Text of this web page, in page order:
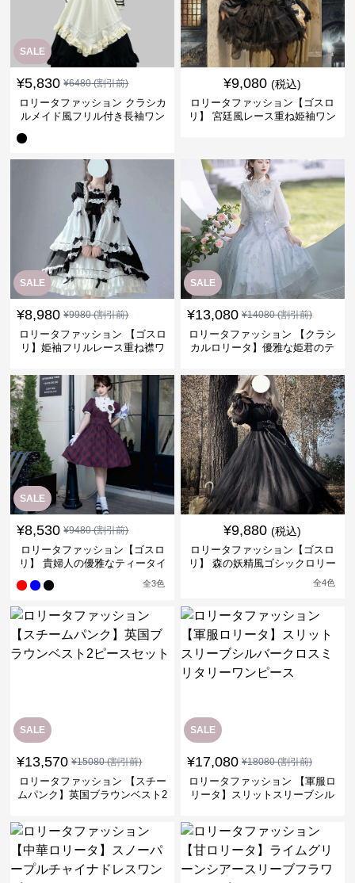
SALE
¥5,830 ¥6480(割引前)
ロリータファッション クラシカ
ルメイド風フリル付き長袖ワン
¥9,080 (税込)
ロリータファッション【ゴスロ
リ】 宮廷風レース重ね姫袖ワン
SALE
¥8,980 ¥9980(割引前)
ロリータファッション 【ゴスロ
リ】姫袖フリルレース重ね襟ワ
SALE
¥13,080 ¥14080(割引前)
ロリータファッション 【クラシ
カルロリータ】優雅な姫君のテ
SALE
¥8,530 ¥9480(割引前)
ロリータファッション【ゴスロ
リ】 貴婦人の優雅なティータイ
全3色
¥9,880 (税込)
ロリータファッション【ゴスロ
リ】 森の妖精風ゴシックロリー
全4色
SALE
¥13,570 ¥15080(割引前)
ロリータファッション 【スチー
ムパンク】英国ブラウンベスト2
SALE
¥17,080 ¥18080(割引前)
ロリータファッション 【軍服ロ
リータ】スリットスリーブシル